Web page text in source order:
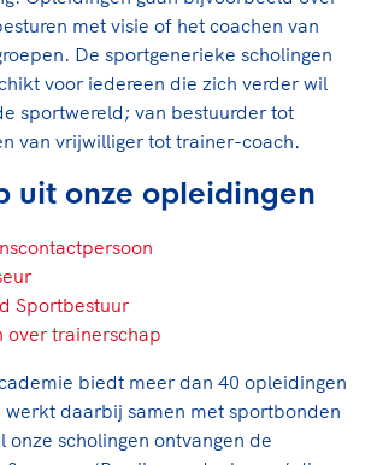
Op sportclubs, pleintjes, tijdens
door samen te skaten of naar
te gaan. Door samen te juichen
Rico Verhoeven, Diede de
Elftal. Of met trots te
van je moeder of de
een veilige
de kleedkamer, kantine en online?
niet? Een gedragscode geeft
en is dus een belangrijk
het clubbeleid rondom gewenst en
Academie
biedt een leer- en
voor de volgende functies
programma's: experts, coaches,
met visie of het coachen van
De sportgenerieke scholingen
voor iedereen die zich verder wil
sportwereld; van bestuurder tot
van vrijwilliger tot trainer-coach.
uit onze opleidingen
Sportbestuur
over trainerschap
biedt meer dan 40 opleidingen
werkt daarbij samen met sportbonden
onze scholingen ontvangen de